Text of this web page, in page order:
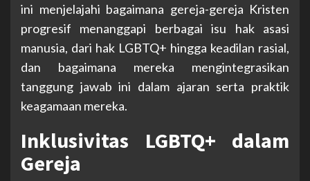
ini menjelajahi bagaimana gereja-gereja Kristen
progresif menanggapi berbagai isu hak asasi
manusia, dari hak LGBTQ+ hingga keadilan rasial,
dan bagaimana mereka mengintegrasikan
tanggung jawab ini dalam ajaran serta praktik
keagamaan mereka.
Inklusivitas LGBTQ+ dalam
Gereja